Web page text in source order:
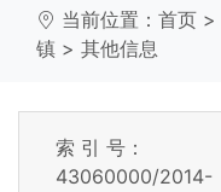
当前位置： 首页 >
镇 > 其他信息
索 引 号：
43060000/2014-